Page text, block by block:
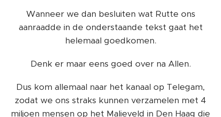
Wanneer we dan besluiten wat Rutte ons
aanraadde in de onderstaande tekst gaat het
helemaal goedkomen.
Denk er maar eens goed over na Allen.
Dus kom allemaal naar het kanaal op Telegam,
zodat we ons straks kunnen verzamelen met 4
miljoen mensen op het Malieveld in Den Haag die